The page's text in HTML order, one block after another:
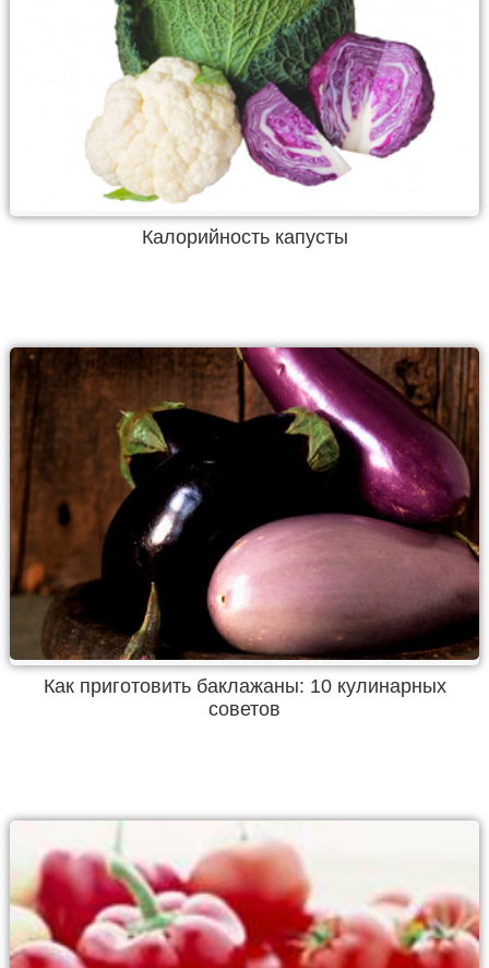
Калорийность капусты
Как приготовить баклажаны: 10 кулинарных
советов